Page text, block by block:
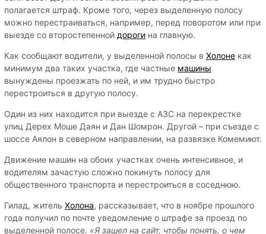
полагается штраф. Кроме того, через выделенную полосу
можно перестраиваться, например, перед поворотом или при
выезде со второстепенной дороги на главную.
Как сообщают водители, у выделенной полосы в Холоне как
минимум два таких участка, где частные машины
вынуждены проезжать по ней, и им трудно быстро
перестроиться в другую полосу.
Один из них находится при выезде с АЗС на перекрестке
улиц Дерех Моше Даян и Дан Шомрон. Другой – при съезде с
шоссе Аялон в северном направлении, на развязке Комемиют.
Движение машин на обоих участках очень интенсивное, и
водителям зачастую сложно покинуть полосу для
общественного транспорта и перестроиться в соседнюю.
Гилад, житель Холона, рассказывает, что в ноябре прошлого
года получил по почте уведомление о штрафе за проезд по
выделенной полосе. «Я зашел на сайт, чтобы понять, о чем